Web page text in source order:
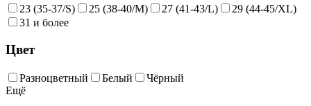
23 (35-37/S) 25 (38-40/M) 27 (41-43/L)
29 (44-45/XL)
31 и более
Цвет
Разноцветный Белый
Чёрный
Ещё